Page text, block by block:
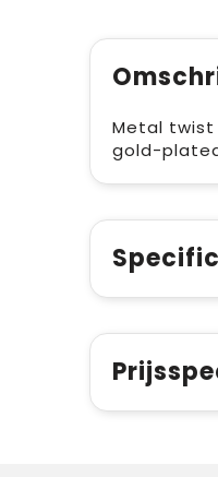
Metal twist
gold-